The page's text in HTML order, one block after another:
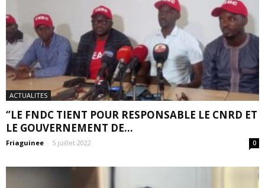
ACTUALITES
‘’LE FNDC TIENT POUR RESPONSABLE LE CNRD ET
LE GOUVERNEMENT DE...
Friaguinee - 5 juillet 2022 0